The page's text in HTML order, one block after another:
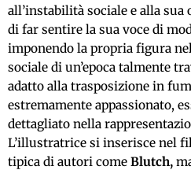
all’instabilità sociale e alla
di far sentire la sua voce di
imponendo la propria figura
sociale di un’epoca talmente
adatto alla trasposizione in
estremamente appassionato,
dettagliato nella
L’illustratrice si inserisce nel
tipica di autori come Blutch,